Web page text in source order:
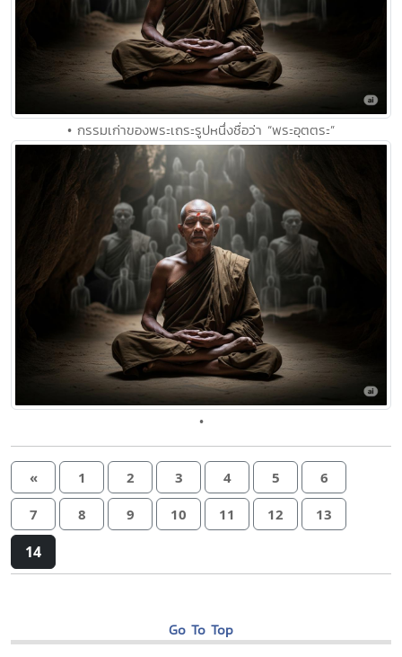
• กรรมเก่าของพระเถระรูปหนึ่งชื่อว่า “พระอุตตระ”
•
« 1 2 3 4 5 6
7 8 9 10 11 12 13
14
Go To Top